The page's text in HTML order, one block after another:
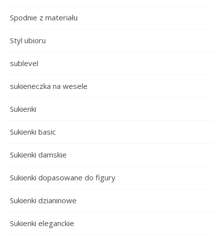
Spodnie z materiału
Styl ubioru
sublevel
sukieneczka na wesele
Sukienki
Sukienki basic
Sukienki damskie
Sukienki dopasowane do figury
Sukienki dzianinowe
Sukienki eleganckie